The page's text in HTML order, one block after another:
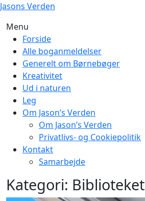
Skip
content
Jasons Verden
Menu
Forside
Alle boganmeldelser
Generelt om Børnebøger
Kreativitet
Ud i naturen
Leg
Om Jason’s Verden
Om Jason’s Verden
Privatlivs- og Cookiepolitik
Kontakt
Samarbejde
Kategori: Biblioteket